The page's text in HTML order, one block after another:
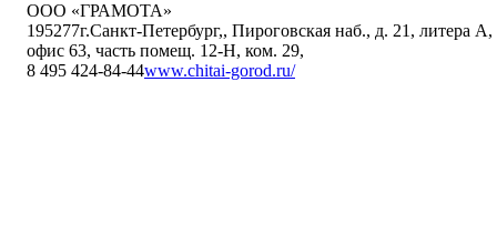
ООО «ГРАМОТА»
195277г.Санкт-Петербург,, Пироговская наб., д. 21, литера А,
офис 63, часть помещ. 12-Н, ком. 29,
8 495 424-84-44www.chitai-gorod.ru/